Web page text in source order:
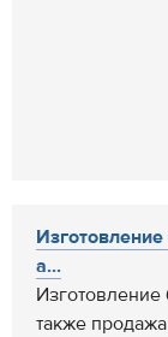
а...
Изготовление
также